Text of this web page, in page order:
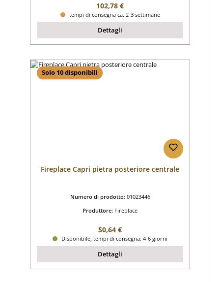
Prezzo normale:
102,78 €
tempi di consegna ca. 2-3 settimane
Dettagli
Solo 10 disponibili
Fireplace Capri pietra posteriore centrale
Numero di prodotto: 01023446
Produttore: Fireplace
Prezzo normale:
50,64 €
Disponibile, tempi di consegna: 4-6 giorni
Dettagli